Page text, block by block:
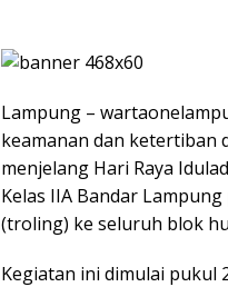
Lampung –
keamanan dan ketertiban
menjelang Hari Raya
Kelas IIA Bandar
(troling) ke seluruh blok
Kegiatan ini dimulai pukul